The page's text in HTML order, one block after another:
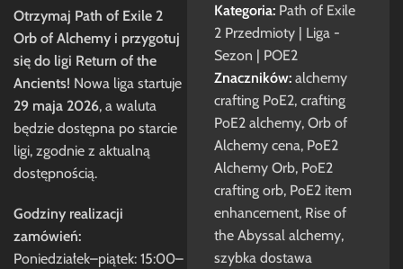
Otrzymaj Path of Exile 2
Orb of Alchemy i przygotuj
się do ligi Return of the
Ancients! Nowa liga startuje
29 maja 2026, a waluta
będzie dostępna po starcie
ligi, zgodnie z aktualną
dostępnością.
Godziny realizacji
zamówień:
Poniedziałek–piątek: 15:00–
Kategoria: Path of Exile
2 Przedmioty | Liga -
Sezon | POE2
Znaczników: alchemy
crafting PoE2, crafting
PoE2 alchemy, Orb of
Alchemy cena, PoE2
Alchemy Orb, PoE2
crafting orb, PoE2 item
enhancement, Rise of
the Abyssal alchemy,
szybka dostawa